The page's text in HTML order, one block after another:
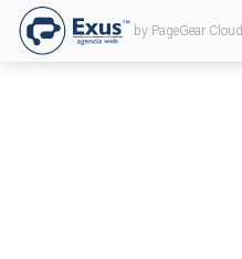
by PageGear Cloud